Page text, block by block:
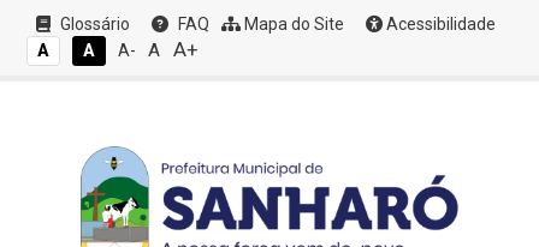
Glossário FAQ Mapa do Site
Acessibilidade
A
A A- A A+